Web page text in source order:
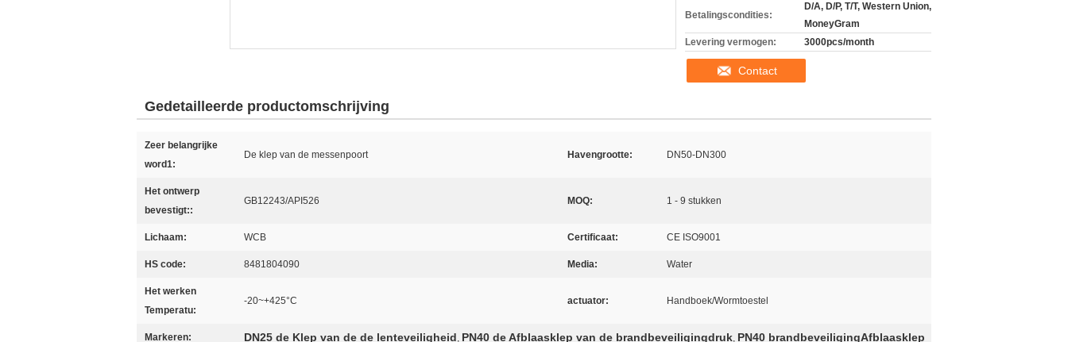
Betalingscondities:
D/A, D/P, T/T, Western Union,
MoneyGram
Levering vermogen:
3000pcs/month
Contact
Gedetailleerde productomschrijving
Zeer belangrijke
word1:
De klep van de messenpoort Havengrootte: DN50-DN300
Het ontwerp
bevestigt::
GB12243/API526 MOQ: 1 - 9 stukken
Lichaam: WCB Certificaat: CE ISO9001
HS code: 8481804090 Media: Water
Het werken
Temperatu:
-20~+425°C actuator: Handboek/Wormtoestel
Markeren: DN25 de Klep van de de lenteveiligheid, PN40 de Afblaasklep van de brandbeveiligingdruk, PN40 brandbeveiligingAfblaasklep